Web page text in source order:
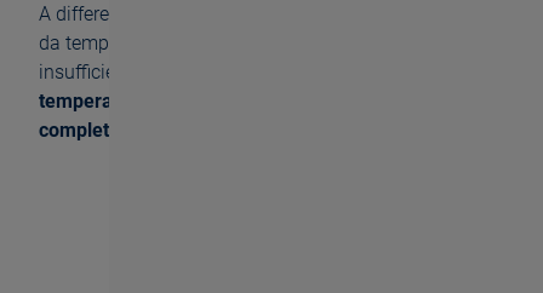
A differenza di molti prodotti concorrenti, danneggiati
da temperature superiori a 60 °C e quindi
insufficientemente lavabili,
temperature fino a 80 °C e può essere
completamente pulito